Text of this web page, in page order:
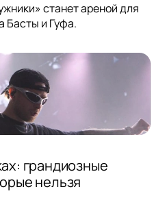
станет ареной для
Басты и Гуфа.
грандиозные
нельзя